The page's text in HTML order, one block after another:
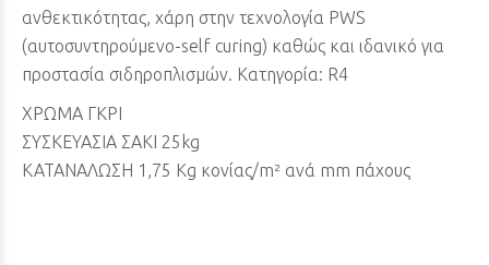
ανθεκτικότητας, χάρη στην τεχνολογία PWS
(αυτοσυντηρούμενο-self curing) καθώς και ιδανικό για
προστασία σιδηροπλισμών. Κατηγορία: R4
ΧΡΩΜΑ ΓΚΡΙ
ΣΥΣΚΕΥΑΣΙΑ ΣΑΚΙ 25kg
ΚΑΤΑΝAΛΩΣΗ 1,75 Kg κονίας/m² ανά mm πάχους